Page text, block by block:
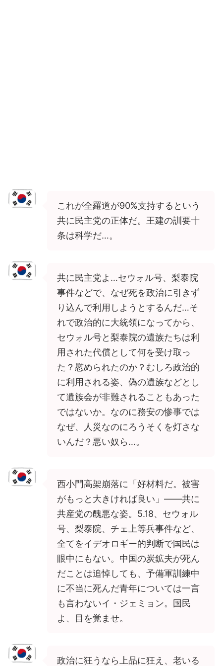
これが全羅道が90%支持するという
共に民主党の正体だ。王建の訓要十
条は科学だ…。
共に民主党よ…セウォル号、梨泰院
事件などで、なぜ死を政治に引きず
り込んで利用しようとするんだ…そ
れで政治的に大統領になってから、
セウォル号と梨泰院の遺族たちは利
用された代償として何を受け取っ
た？慰められたのか？むしろ政治的
に利用される姿、偽の遺族などとし
て遺族会が非難されることもあった
ではないか。なのに務安の惨事では
なぜ、人災なのにろうそくを灯さな
いんだ？悪い奴ら…。
西小門高架崩落に「好材料だ。被害
がもっと大きければ良い」——共に
共産党の醜悪な姿。5.18、セウォル
号、梨泰院、チェ上等兵事件など、
全てをイデオロギー的判断で国民は
眼中にもない。中国の炭鉱夫が死ん
だことは追悼しても、予備軍訓練中
に不当に死んだ青年については一言
も言わないイ・ジェミョン。国民
よ、目を覚ませ。
政治に狂うなら上品に狂え、老いる